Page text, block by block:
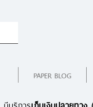
PAPER BLOG